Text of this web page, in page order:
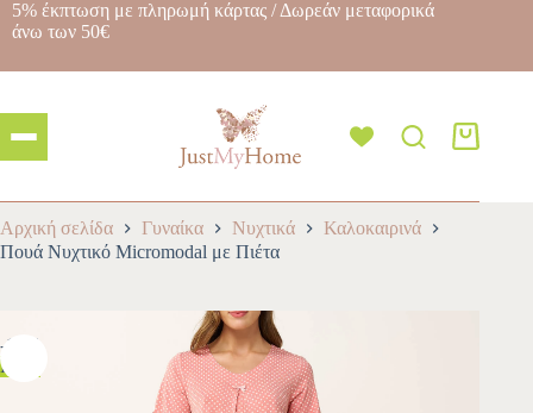
5% έκπτωση με πληρωμή κάρτας / Δωρεάν μεταφορικά
άνω των 50€
Αρχική σελίδα Γυναίκα Νυχτικά
Καλοκαιρινά
Πουά Νυχτικό Micromodal με Πιέτα
-10%
HOT